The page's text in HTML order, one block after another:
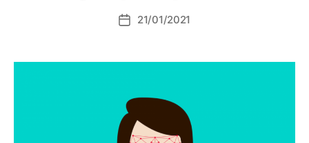
Data21/01/2021